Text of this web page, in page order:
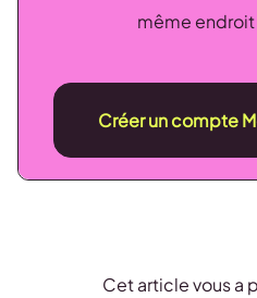
même
Créer un compte
Cet article vous a